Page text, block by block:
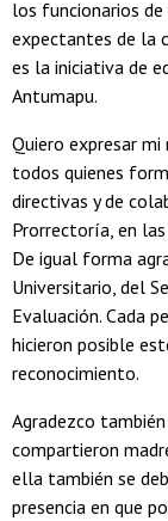
los funcionarios de
expectantes de la
es la iniciativa de
Antumapu.
Quiero expresar
todos quienes
directivas y de
Prorrectoría, en
De igual forma
Universitario, del
Evaluación. Cada
hicieron posible
reconocimiento.
Agradezco también
compartieron
ella también se
presencia en que